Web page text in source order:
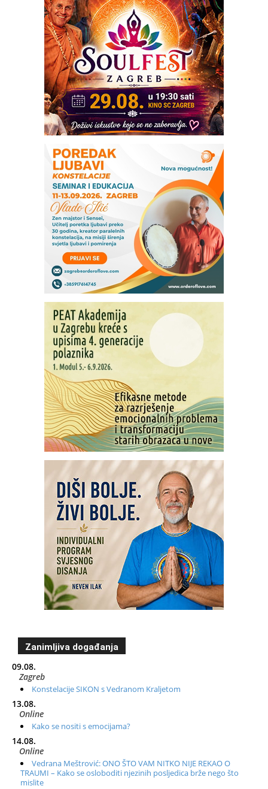
Zanimljiva događanja
09.08.
Zagreb
Konstelacije SIKON s Vedranom Kraljetom
13.08.
Online
Kako se nositi s emocijama?
14.08.
Online
Vedrana Meštrović: ONO ŠTO VAM NITKO NIJE REKAO O
TRAUMI – Kako se osloboditi njezinih posljedica brže nego što
mislite